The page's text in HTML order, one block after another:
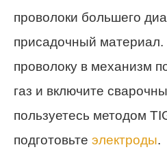
проволоки большего
присадочный материал.
проволоку в механизм
газ и включите
пользуетесь методом
подготовьте электроды.